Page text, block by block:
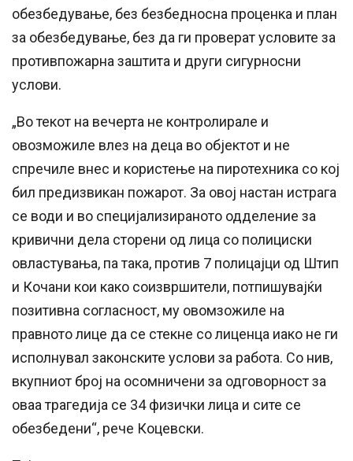
обезбедување, без безбедносна проценка и план
за обезбедување, без да ги проверат условите за
противпожарна заштита и други сигурносни
услови.
„Во текот на вечерта не контролирале и
овозможиле влез на деца во објектот и не
спречиле внес и користење на пиротехника со кој
бил предизвикан пожарот. За овој настан истрага
се води и во специјализираното одделение за
кривични дела сторени од лица со полициски
овластувања, па така, против 7 полицајци од Штип
и Кочани кои како соизвршители, потпишувајќи
позитивна согласност, му овомзожиле на
правното лице да се стекне со лиценца иако не ги
исполнувал законските услови за работа. Со нив,
вкупниот број на осомничени за одговорност за
оваа трагедија се 34 физички лица и сите се
обезбедени“, рече Коцевски.